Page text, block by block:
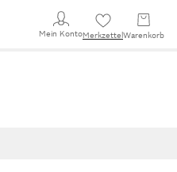
Mein KontoMerkzettel Warenkorb